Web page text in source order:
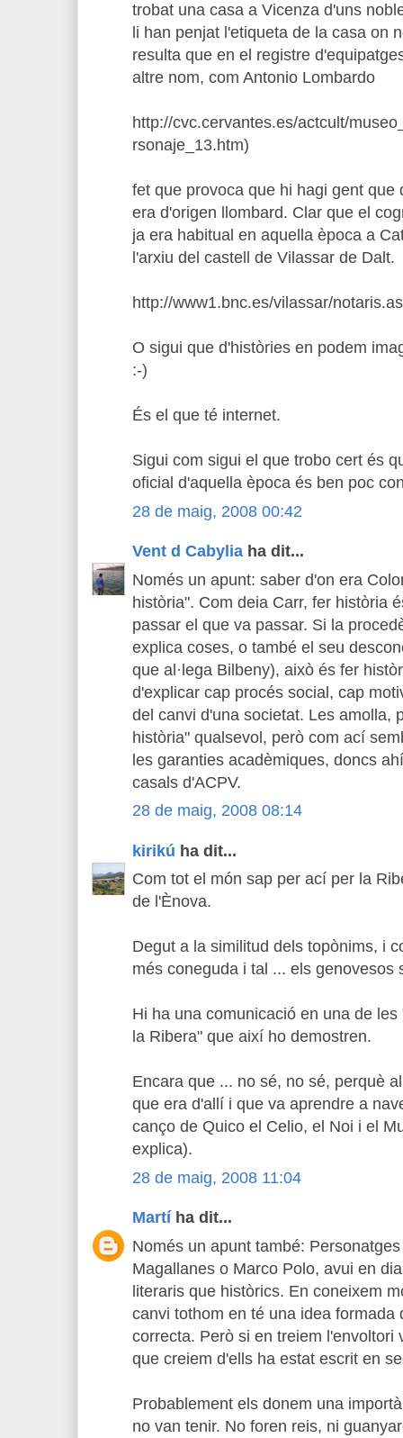
trobat una casa a Vicenza d'uns
li han penjat l'etiqueta de la casa on
resulta que en el registre
altre nom, com Antonio Lombardo
http://cvc.cervantes.es/actcult/
rsonaje_13.htm)
fet que provoca que hi hagi gent que
era d'origen llombard. Clar que el
ja era habitual en aquella època a
l'arxiu del castell de Vilassar de Dalt.
http://www1.bnc.es/vilassar/
O sigui que d'històries en podem
:-)
És el que té internet.
Sigui com sigui el que trobo cert és
oficial d'aquella època és ben poc
28 de maig, 2008 00:42
Vent d Cabylia ha dit...
Només un apunt: saber d'on era
història". Com deia Carr, fer història
passar el que va passar. Si la
explica coses, o també el seu
que al·lega Bilbeny), això és fer
d'explicar cap procés social, cap
del canvi d'una societat. Les amolla,
història" qualsevol, però com ací
les garanties acadèmiques, doncs
casals d'ACPV.
28 de maig, 2008 08:14
kirikú ha dit...
Com tot el món sap per ací per la
de l'Ènova.
Degut a la similitud dels topònims, i
més coneguda i tal ... els genovesos
Hi ha una comunicació en una de
la Ribera" que així ho demostren.
Encara que ... no sé, no sé, perquè
que era d'allí i que va aprendre a
canço de Quico el Celio, el Noi i el
explica).
28 de maig, 2008 11:04
Martí ha dit...
Només un apunt també:
Magallanes o Marco Polo, avui en
literaris que històrics. En coneixem
canvi tothom en té una idea formada
correcta. Però si en treiem l'envoltori
que creiem d'ells ha estat escrit en
Probablement els donem una
no van tenir. No foren reis, ni